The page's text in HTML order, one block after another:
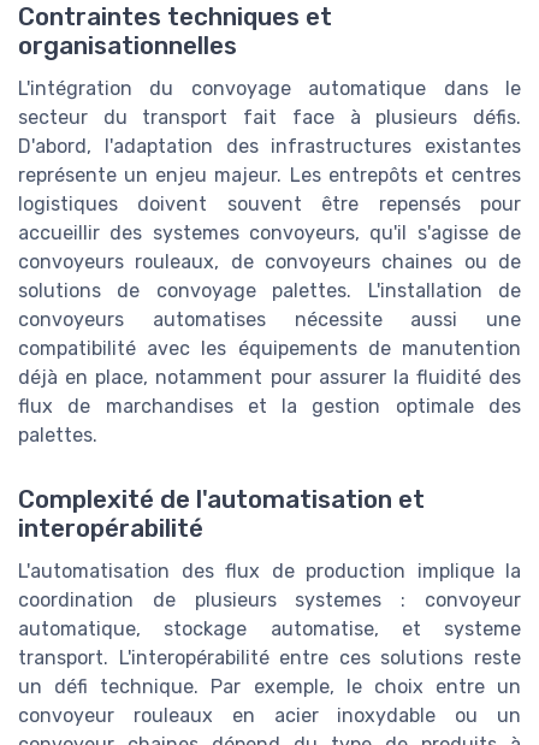
Contraintes techniques et
organisationnelles
L'intégration du convoyage automatique dans le
secteur du transport fait face à plusieurs défis.
D'abord, l'adaptation des infrastructures existantes
représente un enjeu majeur. Les entrepôts et centres
logistiques doivent souvent être repensés pour
accueillir des systemes convoyeurs, qu'il s'agisse de
convoyeurs rouleaux, de convoyeurs chaines ou de
solutions de convoyage palettes. L'installation de
convoyeurs automatises nécessite aussi une
compatibilité avec les équipements de manutention
déjà en place, notamment pour assurer la fluidité des
flux de marchandises et la gestion optimale des
palettes.
Complexité de l'automatisation et
interopérabilité
L'automatisation des flux de production implique la
coordination de plusieurs systemes : convoyeur
automatique, stockage automatise, et systeme
transport. L'interopérabilité entre ces solutions reste
un défi technique. Par exemple, le choix entre un
convoyeur rouleaux en acier inoxydable ou un